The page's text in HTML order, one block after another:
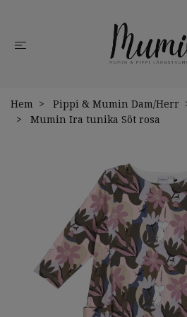
Hem Pippi & Mumin Dam/Herr
Mumin Ira tunika Söt rosa